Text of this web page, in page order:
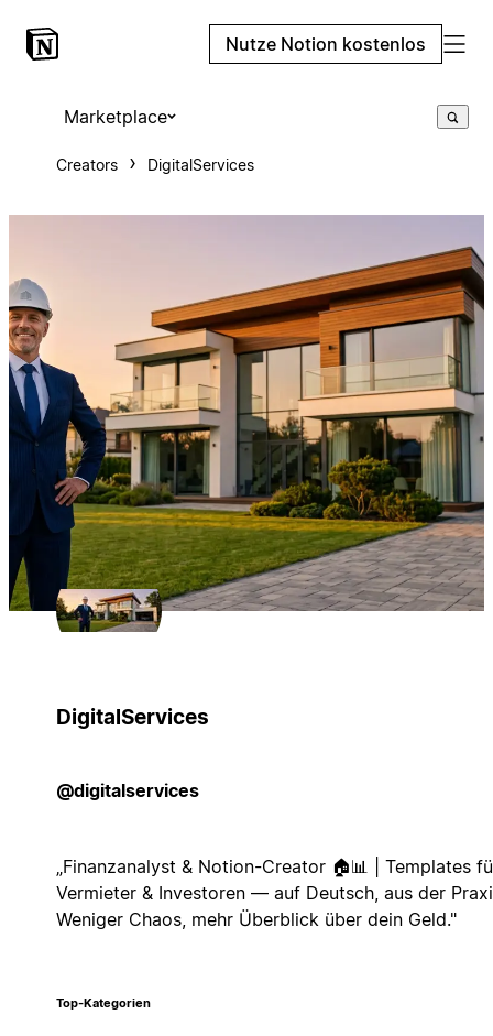
Nutze Notion kostenlos
Marketplace
Creators DigitalServices
DigitalServices
@digitalservices
„Finanzanalyst & Notion-Creator 🏠📊 | Templates
Vermieter & Investoren — auf Deutsch, aus der
Weniger Chaos, mehr Überblick über dein Geld."
Top-Kategorien